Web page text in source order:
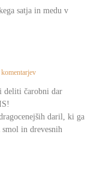
satja in medu v
deliti čarobni dar
daril, ki ga
in drevesnih